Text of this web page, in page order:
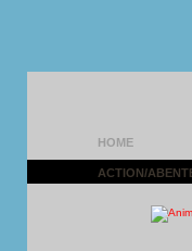
HOME
ACTION/